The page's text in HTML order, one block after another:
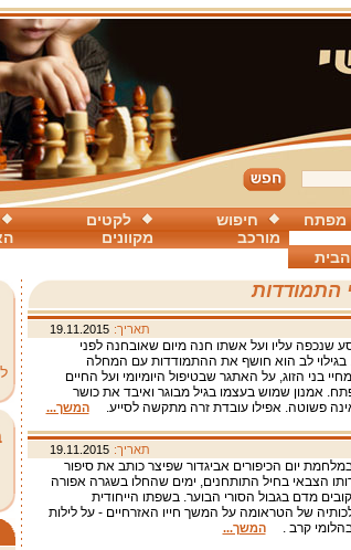
לקטים
מקוונים
חיפוש
מורכב
מפתח
התמודדות
תאריך: 19.11.2015
עליו ועל אשתו חנה מיום שאובחנה לפני
בגילוי לב הוא חושף את ההתמודדות עם המחלה
בני הזוג, על האתגר שבטיפול היומיומי ועל החיים
אמנון שמוש בעצמו בגיל מבוגר ואיבד את כושר
פשוטה. אפילו עובדת זרה מתקשה לסייע.המשך...
תאריך: 19.11.2015
יום הכיפורים אביגדור שפיצר כותב את סיפור
הצבאי בחיל התותחנים, ימים שהחלו בשגרה אפורה
מדם בגבול הסורי הבוער. בשפתו הייחודית
של הטראומה על המשך חייו האזרחיים - על לילות
בהלומי קרב .המשך...